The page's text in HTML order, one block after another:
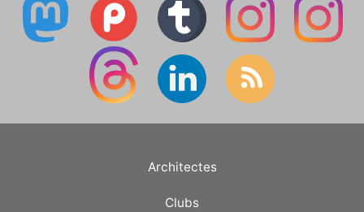
Architectes
Clubs